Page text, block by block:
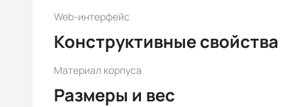
Web-интерфейс
Конструктивные свойства
Материал корпуса
Размеры и вес